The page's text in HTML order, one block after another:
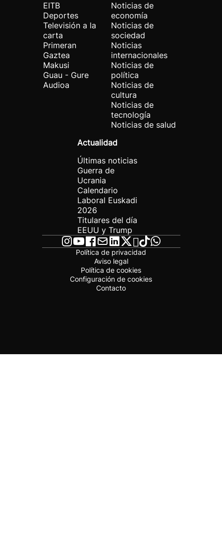
EITB
Deportes
Televisión a la
carta
Primeran
Gaztea
Makusi
Guau - Gure
Audioa
Noticias de
economía
Noticias de
sociedad
Noticias
internacionales
Noticias de
política
Noticias de
cultura
Noticias de
tecnología
Noticias de salud
Actualidad
Últimas noticias
Guerra de
Ucrania
Calendario
Laboral Euskadi
2026
Titulares del día
EEUU y Trump
Política de privacidad
Aviso legal
Política de cookies
Configuración de cookies
Contacto